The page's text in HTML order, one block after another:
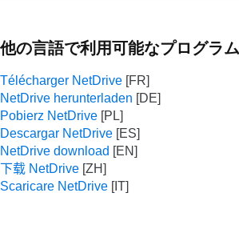
他の言語で利用可能なプログラム
Télécharger NetDrive
NetDrive herunterladen
Pobierz NetDrive
Descargar NetDrive
NetDrive download
下载 NetDrive
Scaricare NetDrive